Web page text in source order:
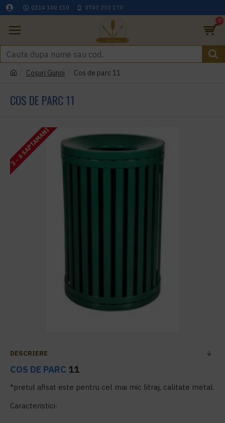
0314 100 110 0740 230 170
0
Coşuri Gunoi Cos de parc 11
COS DE PARC 11
3 - 4 SAPTAMANI
DESCRIERE
COS DE PARC 11
*pretul afisat este pentru cel mai mic litraj, calitate metal.
Caracteristici: